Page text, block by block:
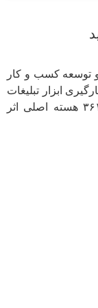
و توسعه کسب و کار
ابزار تبلیغات
در جهت اهداف تجاری است.تیم مشاوران ۳۶۱ هسته اصلی اثر